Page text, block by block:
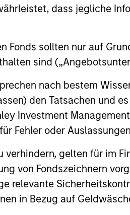
dass jegliche
Fonds sollten nur auf
sind
nach bestem
den Tatsachen und
Investment
Fehler oder
gelten für im
von Fondszeichnern
relevante
in Bezug auf
FOCUS
Credit 2026 Midyear
the current market
is becoming more favorable
improves and financing demand
driven by cyclical and
forces.
2026